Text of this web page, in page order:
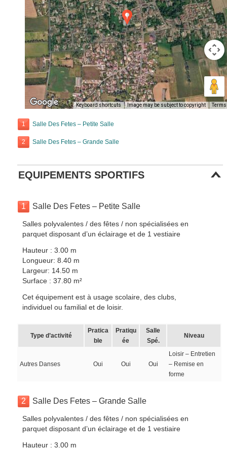
Keyboard shortcuts Image may be subject to copyright Terms
1 Salle Des Fetes – Petite Salle
2 Salle Des Fetes – Grande Salle
EQUIPEMENTS SPORTIFS
1 Salle Des Fetes – Petite Salle
Salles polyvalentes / des fêtes / non spécialisées en
parquet disposant d’un éclairage et de 1 vestiaire
Hauteur : 3.00 m
Longueur: 8.40 m
Largeur: 14.50 m
Surface : 37.80 m²
Cet équipement est à usage scolaire, des clubs,
individuel ou familial et de loisir.
Type d’activité
Pratica
ble
Pratiqu
ée
Salle
Spé.
Niveau
Autres Danses Oui Oui Oui
Loisir – Entretien
– Remise en
forme
2 Salle Des Fetes – Grande Salle
Salles polyvalentes / des fêtes / non spécialisées en
parquet disposant d’un éclairage et de 1 vestiaire
Hauteur : 3.00 m